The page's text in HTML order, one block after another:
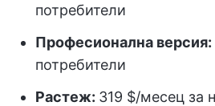
потребители
Професионална версия:
потребители
Растеж: 319 $/месец за